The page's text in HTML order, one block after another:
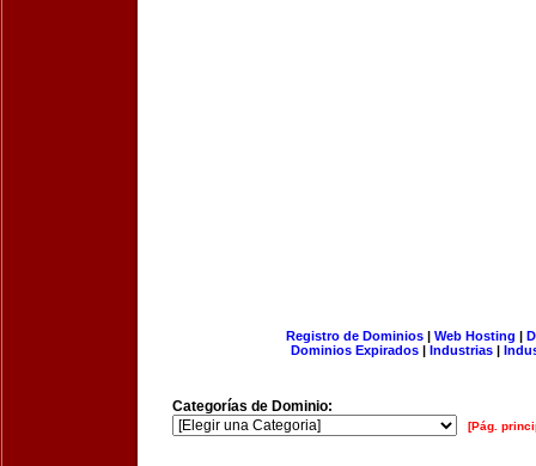
Registro de Dominios| Web Hosting |
Dominios Expirados | Industrias |
Categorías de Dominio:
[Pág.